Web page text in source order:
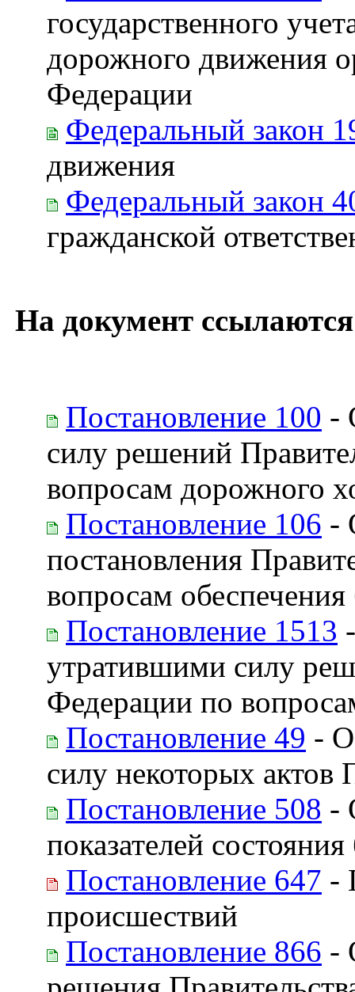
государственного
дорожного движения
Федерации
Федеральный закон
движения
Федеральный закон
гражданской
На документ
Постановление 100 -
силу решений
вопросам дорожного
Постановление 106 -
постановления
вопросам
Постановление 1513
утратившими силу
Федерации по
Постановление 49 -
силу некоторых актов
Постановление 508 -
показателей
Постановление 647 -
происшествий
Постановление 866 -